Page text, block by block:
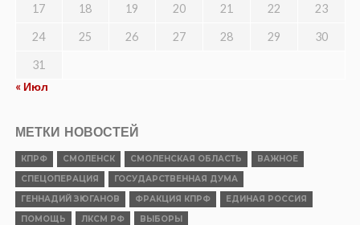
17 18 19 20 21 22 23
24 25 26 27 28 29 30
31
« Июл
МЕТКИ НОВОСТЕЙ
КПРФ СМОЛЕНСК СМОЛЕНСКАЯ ОБЛАСТЬ
ВАЖНОЕ
СПЕЦОПЕРАЦИЯ
ГОСУДАРСТВЕННАЯ ДУМА
ГЕННАДИЙ ЗЮГАНОВ
ФРАКЦИЯ КПРФ
ЕДИНАЯ РОССИЯ
ПОМОЩЬ
ЛКСМ РФ ВЫБОРЫ